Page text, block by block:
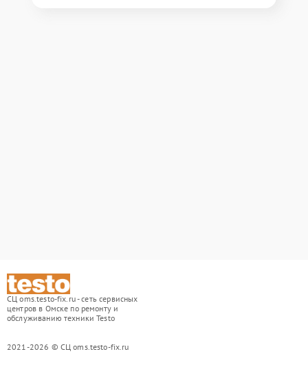
СЦ oms.testo-fix.ru - сеть сервисных
центров в Омске по ремонту и
обслуживанию техники Testo
2021-2026 © СЦ oms.testo-fix.ru